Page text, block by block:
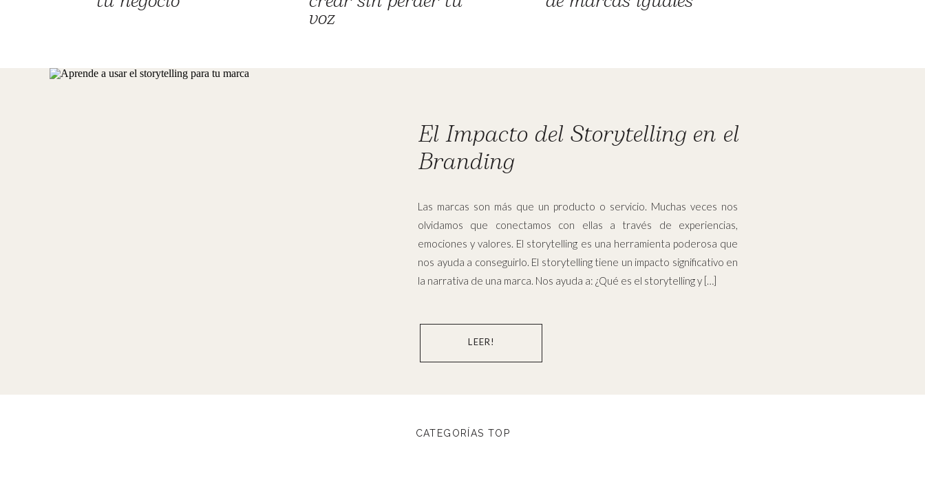
voz
Las marcas son más que un producto o servicio. Muchas veces nos
olvidamos que conectamos con ellas a través de experiencias,
emociones y valores. El storytelling es una herramienta poderosa que
nos ayuda a conseguirlo. El storytelling tiene un impacto significativo en
la narrativa de una marca. Nos ayuda a: ¿Qué es el storytelling y […]
El Impacto del Storytelling en el
Branding
LEER!
CATEGORÍAS TOP